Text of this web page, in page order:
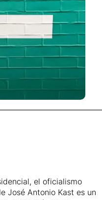
el oficialismo
José Antonio Kast es un